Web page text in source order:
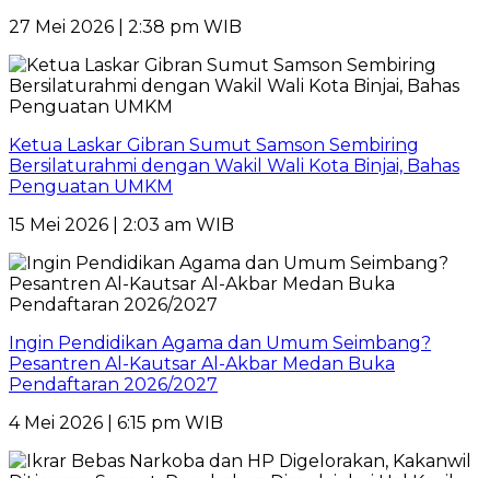
27 Mei 2026 | 2:38 pm WIB
Ketua Laskar Gibran Sumut Samson Sembiring
Bersilaturahmi dengan Wakil Wali Kota Binjai, Bahas
Penguatan UMKM
15 Mei 2026 | 2:03 am WIB
Ingin Pendidikan Agama dan Umum Seimbang?
Pesantren Al-Kautsar Al-Akbar Medan Buka
Pendaftaran 2026/2027
4 Mei 2026 | 6:15 pm WIB